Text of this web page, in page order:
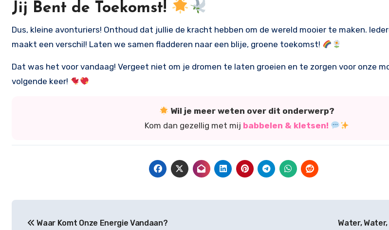
Jij Bent de Toekomst!
Dus, kleine avonturiers! Onthoud dat jullie de kracht hebben om de wereld mooier te maken.
maakt een verschil! Laten we samen fladderen naar een blije, groene toekomst!
Dat was het voor vandaag! Vergeet niet om je dromen te laten groeien en te zorgen voor onze
volgende keer!
Wil je meer weten over dit onderwerp?
Kom dan gezellig met mij babbelen & kletsen!
Waar Komt Onze Energie Vandaan? Water,